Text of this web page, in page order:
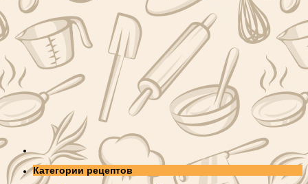
Категории рецептов